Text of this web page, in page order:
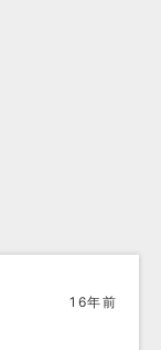
16年前